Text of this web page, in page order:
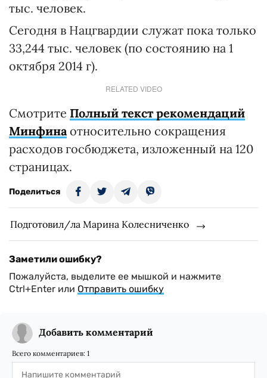
тыс. человек.
Сегодня в Нацгвардии служат пока только
33,244 тыс. человек (по состоянию на 1
октября 2014 г).
RELATED VIDEO
Смотрите Полный текст рекомендаций
Минфинаотносительно сокращения
расходов госбюджета, изложенный на 120
страницах.
Поделиться
Подготовил/ла Марина Колесниченко
Заметили ошибку?
Пожалуйста, выделите ее мышкой и нажмите
Ctrl+Enter или Отправить ошибку
Добавить комментарий
Всего комментариев: 1